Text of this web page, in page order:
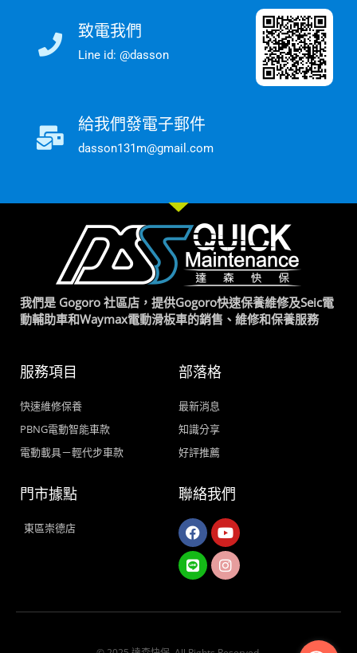
致電我們
Line id: @dasson
給我們發電子郵件
dasson131m@gmail.com
我們是 Gogoro 社區店，提供Gogoro快速保養維修及Seic電
動輔助車和Waymax電動滑板車的銷售、維修和保養服務
服務項目
快速維修保養
PBNG電動智能車款
電動載具－輕代步車款
部落格
最新消息
知識分享
好評推薦
門市據點
東區崇德店
聯絡我們
FacebookYoutube
Line Instagram